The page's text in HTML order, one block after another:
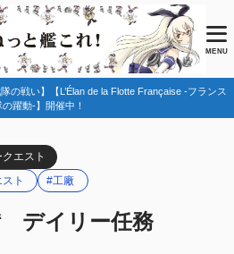
MENU
の戦い】【L’Élan de la Flotte Française -フランス
の躍動-】開催中！
エスト
ト #工廠
デイリー任務